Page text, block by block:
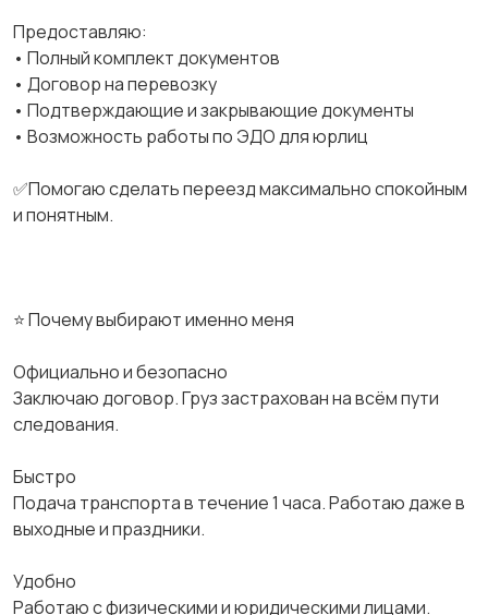
Предоставляю:
• Полный комплект документов
• Договор на перевозку
• Подтверждающие и закрывающие документы
• Возможность работы по ЭДО для юрлиц
✅Помогаю сделать переезд максимально спокойным
и понятным.
⭐ Почему выбирают именно меня
Официально и безопасно
Заключаю договор. Груз застрахован на всём пути
следования.
Быстро
Подача транспорта в течение 1 часа. Работаю даже в
выходные и праздники.
Удобно
Работаю с физическими и юридическими лицами.